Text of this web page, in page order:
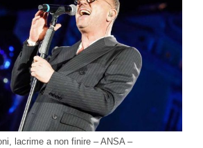
lacrime a non finire – ANSA –